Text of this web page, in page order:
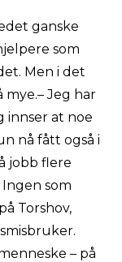
ganske
som
Men i det
Jeg har
innser at noe
nå fått også i
jobb flere
som
Torshov,
– på